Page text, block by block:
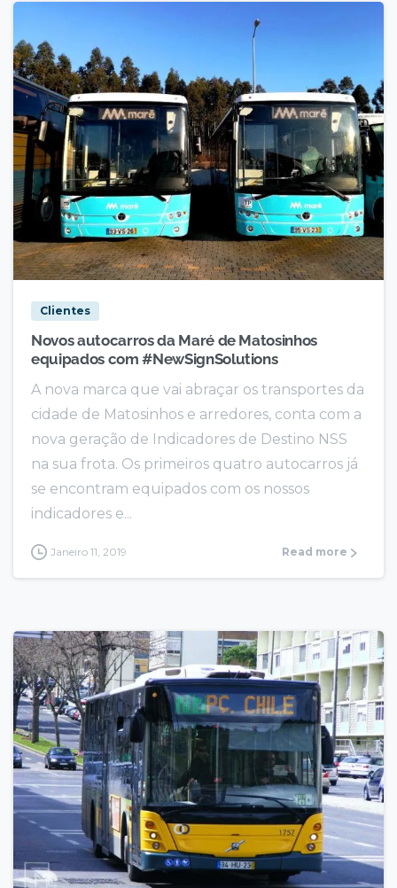
Clientes
Novos autocarros da Maré de Matosinhos
equipados com #NewSignSolutions
A nova marca que vai abraçar os transportes da
cidade de Matosinhos e arredores, conta com a
nova geração de Indicadores de Destino NSS
na sua frota. Os primeiros quatro autocarros já
se encontram equipados com os nossos
indicadores e...
Janeiro 11, 2019 Read more